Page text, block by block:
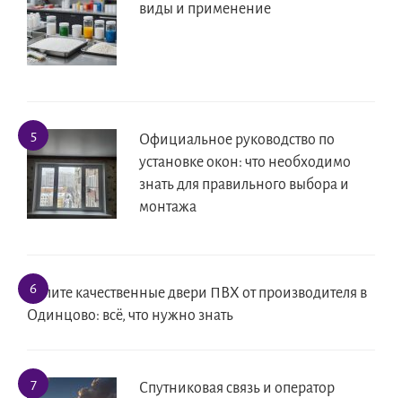
виды и применение
Официальное руководство по
установке окон: что необходимо
знать для правильного выбора и
монтажа
Купите качественные двери ПВХ от производителя в
Одинцово: всё, что нужно знать
Спутниковая связь и оператор